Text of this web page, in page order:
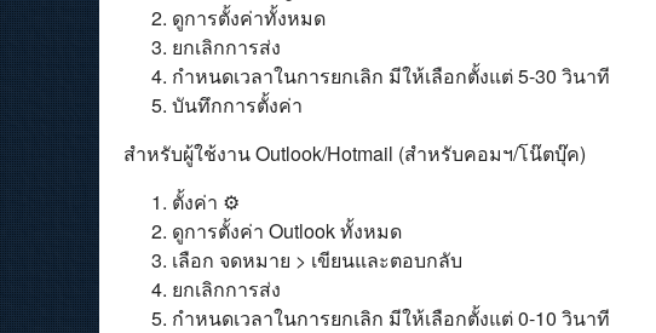
ดูการตั้งค่าทั้งหมด
ยกเลิกการส่ง
กำหนดเวลาในการยกเลิก มีให้เลือกตั้งแต่ 5-30 วินาที
บันทึกการตั้งค่า
สำหรับผู้ใช้งาน Outlook/Hotmail (สำหรับคอมฯ/โน๊ตบุ๊ค)
ตั้งค่า ⚙️
ดูการตั้งค่า Outlook ทั้งหมด
เลือก จดหมาย > เขียนและตอบกลับ
ยกเลิกการส่ง
กำหนดเวลาในการยกเลิก มีให้เลือกตั้งแต่ 0-10 วินาที